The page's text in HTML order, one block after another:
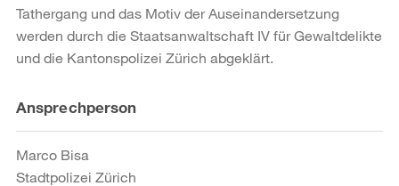
Tathergang und das Motiv der Auseinandersetzung
werden durch die Staatsanwaltschaft IV für Gewaltdelikte
und die Kantonspolizei Zürich abgeklärt.
Weitere
Informationen
Ansprechperson
Marco Bisa
Stadtpolizei Zürich